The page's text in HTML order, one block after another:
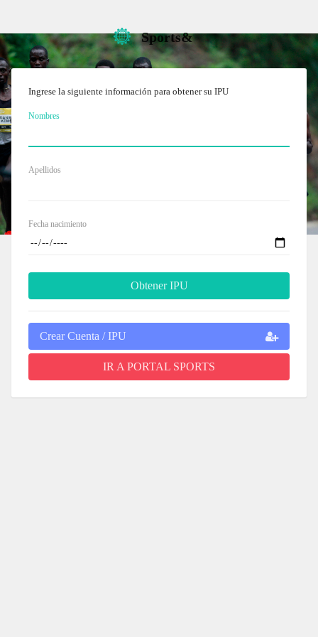
Sports&
Ingrese la siguiente información para obtener su IPU
Nombres
Apellidos
Fecha nacimiento
Obtener IPU
Crear Cuenta / IPU
IR A PORTAL SPORTS